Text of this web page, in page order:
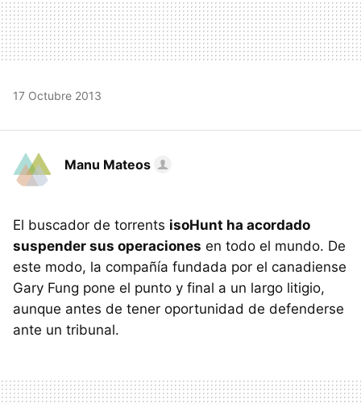
17 Octubre 2013
Manu Mateos
El buscador de torrents isoHunt ha acordado
suspender sus operaciones en todo el mundo. De
este modo, la compañía fundada por el canadiense
Gary Fung pone el punto y final a un largo litigio,
aunque antes de tener oportunidad de defenderse
ante un tribunal.